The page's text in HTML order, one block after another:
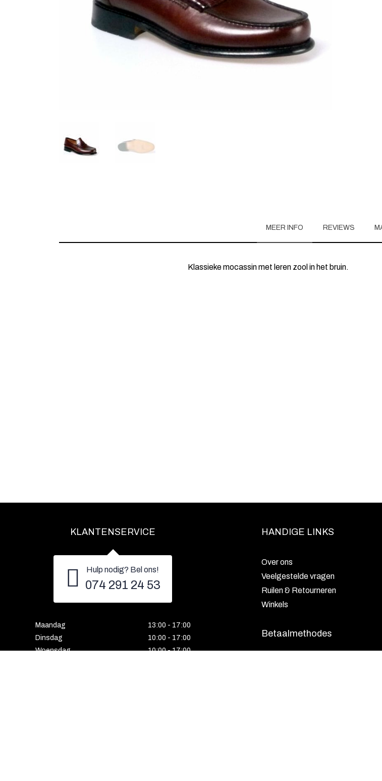
MEER INFO REVIEWS
Klassieke mocassin met leren zool in het bruin.
KLANTENSERVICE
Hulp nodig? Bel ons!
074 291 24 53
Maandag
13:00 - 17:00
Dinsdag
10:00 - 17:00
Woensdag
10:00 - 17:00
HANDIGE LINKS
Over ons
Veelgestelde vragen
Ruilen & Retourneren
Winkels
Betaalmethodes